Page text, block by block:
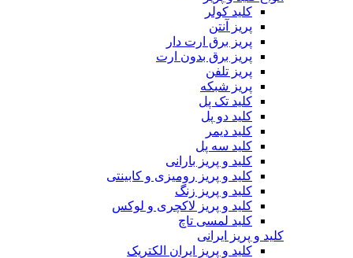
کلید کولر
پریز آنتن
پریز برق ارت دار
پریز برق بدون ارت
پریز تلفن
پریز شبکه
کلید تک پل
کلید دو پل
کلید دیمر
کلید سه پل
کلید و پریز بارانی
کلید و پریز رومیزی و کابینتی
کلید و پریز زنگ
کلید و پریز لاکچری و لوکس
کلید لمسی تاچ
کلید و پریز ایرانی
کلید و پریز ایران الکتریک